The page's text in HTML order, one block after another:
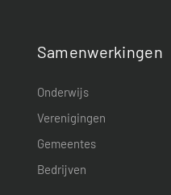
Samenwerkingen
Onderwijs
Verenigingen
Gemeentes
Bedrijven